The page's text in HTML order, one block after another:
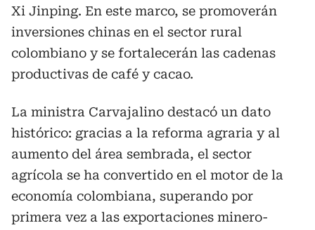
Xi Jinping. En este marco, se promoverán
inversiones chinas en el sector rural
colombiano y se fortalecerán las cadenas
productivas de café y cacao.
La ministra Carvajalino destacó un dato
histórico: gracias a la reforma agraria y al
aumento del área sembrada, el sector
agrícola se ha convertido en el motor de la
economía colombiana, superando por
primera vez a las exportaciones minero-